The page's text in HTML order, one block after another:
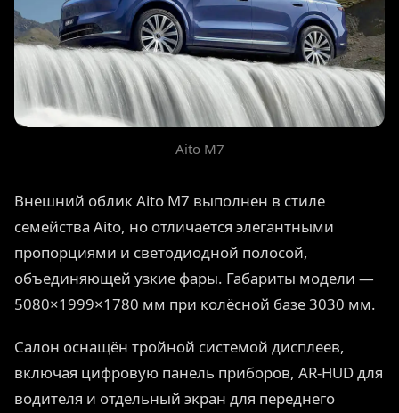
Aito M7
Внешний облик Aito M7 выполнен в стиле
семейства Aito, но отличается элегантными
пропорциями и светодиодной полосой,
объединяющей узкие фары. Габариты модели —
5080×1999×1780 мм при колёсной базе 3030 мм.
Салон оснащён тройной системой дисплеев,
включая цифровую панель приборов, AR-HUD для
водителя и отдельный экран для переднего